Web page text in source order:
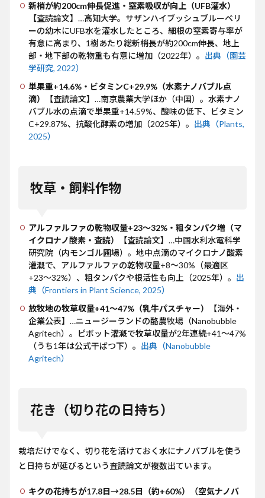
新梢が約200cm伸長促進・窒素吸収が向上（UFB灌水）
【査読論文】…高知大学。サザンハイブッシュブルーベリ
ーの幼木にUFB水を灌水したところ、細根の窒素寄与率が
有意に高まり、1樹あたり総新梢長が約200cm伸長、地上
部・地下部の乾物重も有意に増加（2022年）。 出典（園芸
学研究, 2022）
単果重+14.6%・ビタミンC+29.9%（水素ナノバブル点
滴）
【査読論文】…南京農業大学ほか（中国）。水素ナノ
バブル水の点滴で単果重+14.59%、酸味の低下、ビタミン
C+29.87%、抗酸化酵素の増加（2025年）。 出典（Plants,
2025）
牧草・飼料作物
アルファルファの乾物収量+23〜32%・粗タンパク増（マ
イクロナノ酸素・査読）
【査読論文】…中国水利水電科学
研究院（内モンゴル圃場）。地中点滴のマイクロナノ酸素
灌漑で、アルファルファの乾物収量+8〜30%（最適区
+23〜32%）、粗タンパクや根活性も向上（2025年）。 出
典（Frontiers in Plant Science, 2025）
放牧地の牧草収量+41〜47%（乳牛パスチャー）
【海外・
企業公表】…ニュージーランドの酪農牧場（Nanobubble
Agritech）。ピボット灌漑で牧草収量が2年連続+41〜47%
（うち1年は公式干ばつ下）。 出典（Nanobubble
Agritech）
花き（切り花の日持ち）
栽培だけでなく、切り花を活けておく水にナノバブルを使う
と日持ちが延びるという査読論文が複数出ています。
キクの花持ちが17.8日→28.5日（約+60%）（空気ナノバ